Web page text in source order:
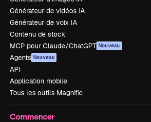
Générateur de vidéos IA
Générateur de voix IA
Contenu de stock
MCP pour Claude/ChatGPT Nouveau
Agents Nouveau
API
Application mobile
Tous les outils Magnific
Commencer